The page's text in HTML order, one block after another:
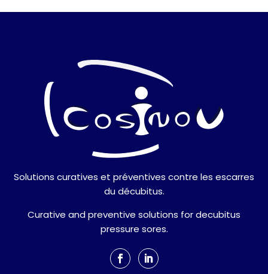
Solutions curatives et préventives contre les escarres
du décubitus.
Curative and preventive solutions for decubitus
pressure sores.